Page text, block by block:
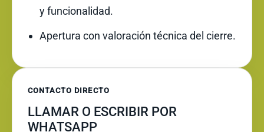
y funcionalidad.
Apertura con valoración técnica del cierre.
CONTACTO DIRECTO
LLAMAR O ESCRIBIR POR
WHATSAPP